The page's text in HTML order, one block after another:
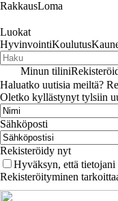
RakkausLoma
Luokat
HyvinvointiKoulutus
Minun tilini
Haluatko uutisia meiltä?
Oletko kyllästynyt tylsiin
Sähköposti
Rekisteröidy nyt
Hyväksyn, että tietojani
Rekisteröityminen